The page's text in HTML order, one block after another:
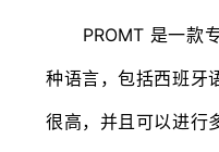
PROMT 是一款专
种语言，包括西班牙
很高，并且可以进行